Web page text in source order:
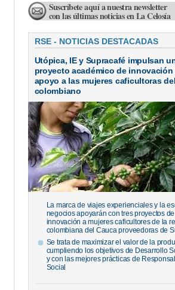
Suscríbete aquí a nuestra newsletter
con las últimas noticias en La Celosía
RSE - NOTICIAS DESTACADAS
Utópica, IE y Supracafé impulsan
proyecto académico de innovación
apoyo a las mujeres caficultoras
colombiano
La marca de viajes experienciales y la
negocios apoyarán con tres proyectos de
innovación a mujeres caficultores de la
colombiana del Cauca proveedoras de
Se trata de maximizar el valor de la
cumpliendo los objetivos de Desarrollo
y con las mejores prácticas de
Social